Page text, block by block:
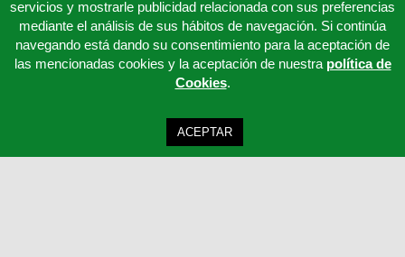
servicios y mostrarle publicidad relacionada con sus preferencias
mediante el análisis de sus hábitos de navegación. Si continúa
navegando está dando su consentimiento para la aceptación de
las mencionadas cookies y la aceptación de nuestra política de
Cookies.
ACEPTAR